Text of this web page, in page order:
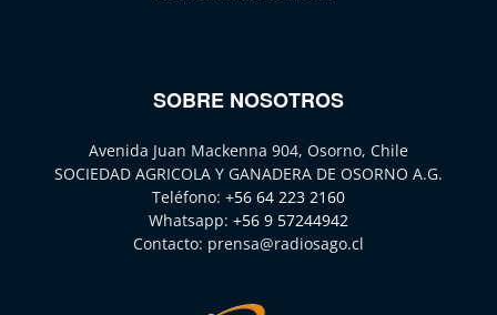
SOBRE NOSOTROS
Avenida Juan Mackenna 904, Osorno, Chile
SOCIEDAD AGRICOLA Y GANADERA DE OSORNO A.G.
Teléfono: +56 64 223 2160
Whatsapp: +56 9 57244942
Contacto: prensa@radiosago.cl